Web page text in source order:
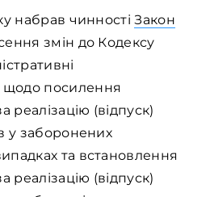
набрав чинностіЗакон
змін до Кодексу
посилення
реалізацію (відпуск)
у заборонених
та встановлення
реалізацію (відпуск)